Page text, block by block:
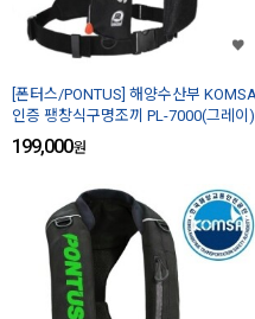
[폰터스/PONTUS] 해양수산부
인증 팽창식구명조끼 PL-7000(그레이)
199,000원